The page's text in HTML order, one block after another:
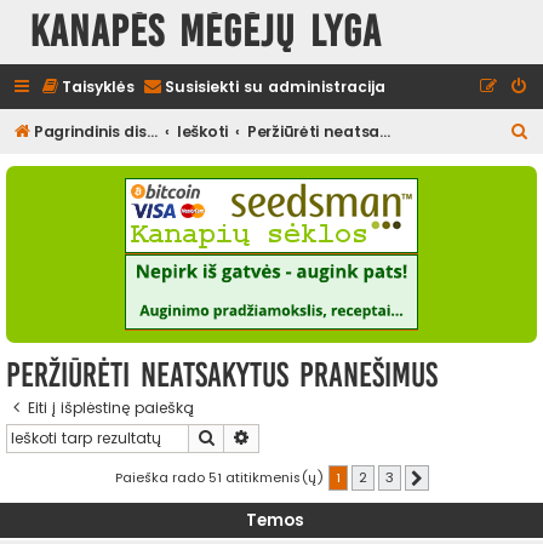
Kanapės mėgėjų lyga
Taisyklės Susisiekti su administracija
Pagrindinis diskusijų puslapis Ieškoti Peržiūrėti neatsakytus pranešimus
e
Peržiūrėti neatsakytus pranešimus
Eiti į išplėstinę paiešką
Ieškoti
Paieška rado 51 atitikmenis(ų) 1 2 3
Temos